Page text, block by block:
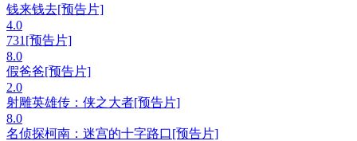
钱来钱去[预告片]
4.0
731[预告片]
8.0
假爸爸[预告片]
2.0
射雕英雄传：侠之大者[预告片]
8.0
名侦探柯南：迷宫的十字路口[预告片]